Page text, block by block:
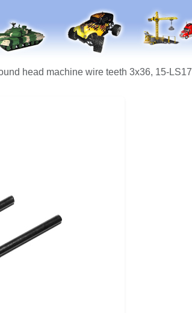
head machine wire teeth 3x36, 15-LS17